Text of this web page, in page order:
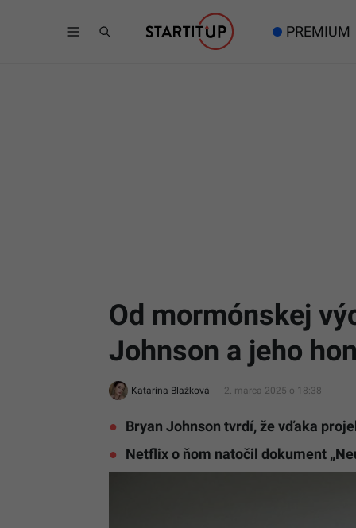
PREMIUM
Od mormónskej
Johnson a jeho
Katarína Blažková 2. marca 2025 o 18:38
Bryan Johnson tvrdí, že vďaka
Netflix o ňom natočil dokument